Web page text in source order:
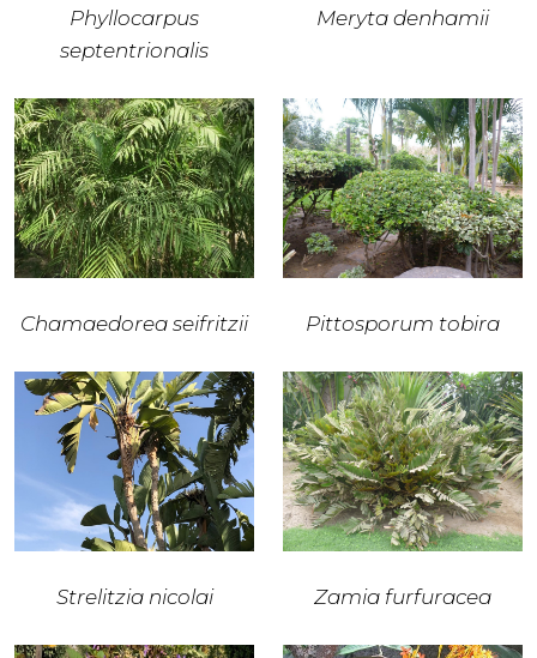
Phyllocarpus
septentrionalis
Meryta denhamii
Chamaedorea seifritzii Pittosporum tobira
Strelitzia nicolai Zamia furfuracea